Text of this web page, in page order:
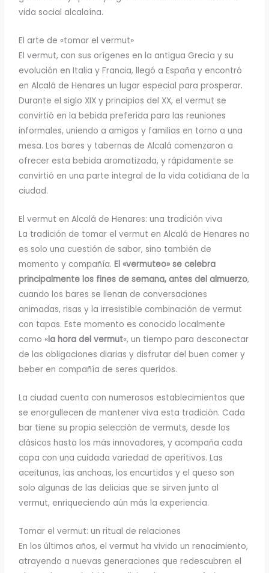
vida social alcalaína.
El arte de «tomar el vermut»
El vermut, con sus orígenes en la antigua Grecia y su
evolución en Italia y Francia, llegó a España y encontró
en Alcalá de Henares un lugar especial para prosperar.
Durante el siglo XIX y principios del XX, el vermut se
convirtió en la bebida preferida para las reuniones
informales, uniendo a amigos y familias en torno a una
mesa. Los bares y tabernas de Alcalá comenzaron a
ofrecer esta bebida aromatizada, y rápidamente se
convirtió en una parte integral de la vida cotidiana de la
ciudad.
El vermut en Alcalá de Henares: una tradición viva
La tradición de tomar el vermut en Alcalá de Henares no
es solo una cuestión de sabor, sino también de
momento y compañía.El «vermuteo» se celebra
principalmente los fines de semana, antes del almuerzo,
cuando los bares se llenan de conversaciones
animadas, risas y la irresistible combinación de vermut
con tapas. Este momento es conocido localmente
como «la hora del vermut«, un tiempo para desconectar
de las obligaciones diarias y disfrutar del buen comer y
beber en compañía de seres queridos.
La ciudad cuenta con numerosos establecimientos que
se enorgullecen de mantener viva esta tradición. Cada
bar tiene su propia selección de vermuts, desde los
clásicos hasta los más innovadores, y acompaña cada
copa con una cuidada variedad de aperitivos. Las
aceitunas, las anchoas, los encurtidos y el queso son
solo algunas de las delicias que se sirven junto al
vermut, enriqueciendo aún más la experiencia.
Tomar el vermut: un ritual de relaciones
En los últimos años, el vermut ha vivido un renacimiento,
atrayendo a nuevas generaciones que redescubren el